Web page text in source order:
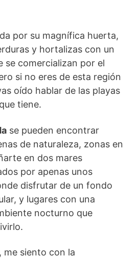
por su magnífica huerta,
y hortalizas con un
se comercializan por el
si no eres de esta región
oído hablar de las playas
tiene.
se pueden encontrar
de naturaleza, zonas en
en dos mares
por apenas unos
disfrutar de un fondo
y lugares con una
nocturno que
me siento con la